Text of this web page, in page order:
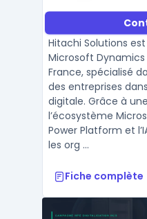
Hitachi Solutions
Microsoft
France, spécialisé
des entreprises
digitale. Grâce à
l’écosystème
Power Platform et
les org ...
Fiche complète